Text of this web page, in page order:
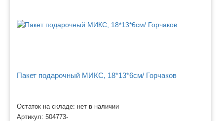
Пакет подарочный МИКС, 18*13*6см/ Горчаков
Остаток на складе: нет в наличии
Артикул: 504773-